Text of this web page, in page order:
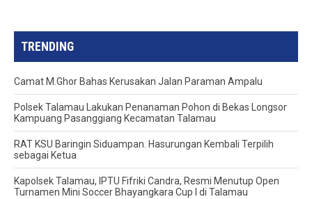
TRENDING
Camat M.Ghor Bahas Kerusakan Jalan Paraman Ampalu
Polsek Talamau Lakukan Penanaman Pohon di Bekas Longsor
Kampuang Pasanggiang Kecamatan Talamau
RAT KSU Baringin Siduampan. Hasurungan Kembali Terpilih
sebagai Ketua
Kapolsek Talamau, IPTU Fifriki Candra, Resmi Menutup Open
Turnamen Mini Soccer Bhayangkara Cup I di Talamau